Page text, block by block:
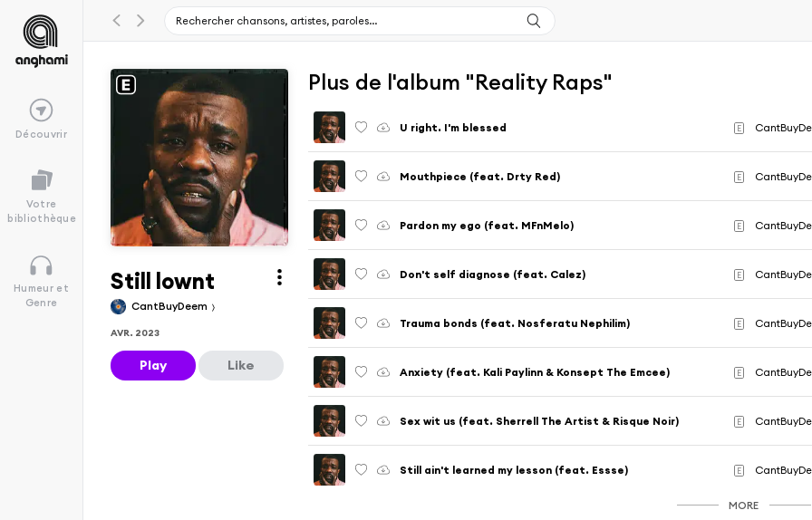
Découvrir
Votre
bibliothèque
Humeur et
Genre
Still lownt
CantBuyDeem
AVR. 2023
Play Like
Plus de l'album "Reality Raps"
U right. I'm blessed E
Mouthpiece (feat. Drty Red) E
Pardon my ego (feat. MFnMelo) E
Don't self diagnose (feat. Calez) E
Trauma bonds (feat. Nosferatu Nephilim) E
Anxiety (feat. Kali Paylinn & Konsept The Emcee) E
Sex wit us (feat. Sherrell The Artist & Risque Noir) E
Still ain't learned my lesson (feat. Essse) E
MORE